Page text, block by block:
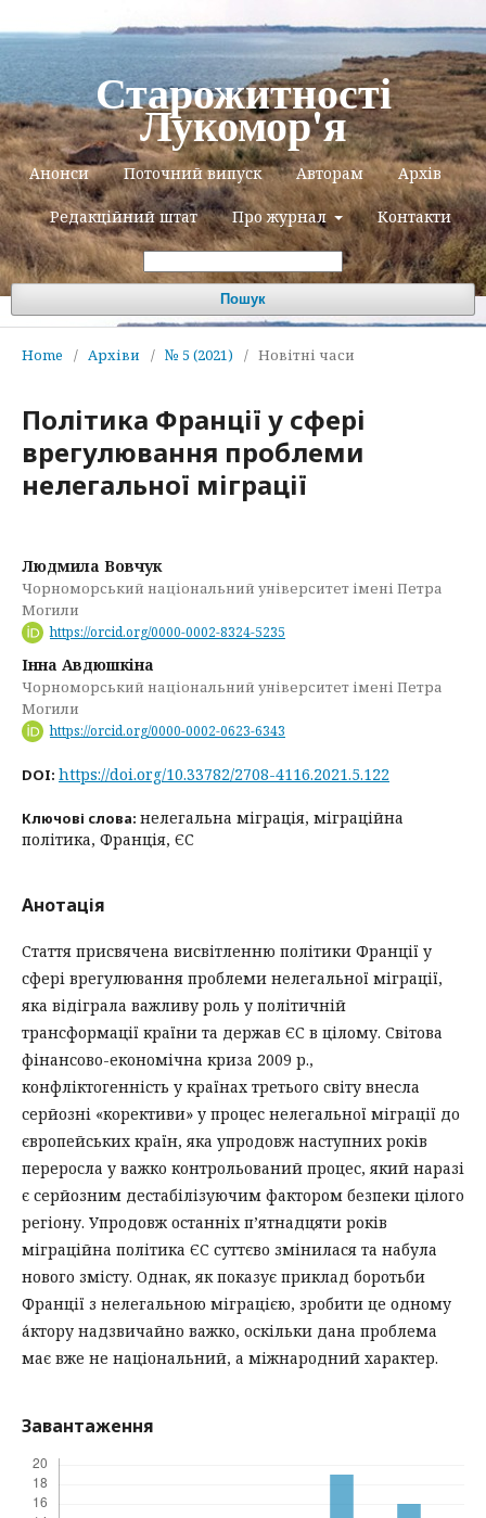
Старожитності
Лукомор'я
Анонси Поточний випуск Авторам Архів
Редакційний штат Про журнал Контакти
Пошук
Home / Архіви / № 5 (2021) / Новітні часи
Політика Франції у сфері
врегулювання проблеми
нелегальної міграції
Людмила Вовчук
Чорноморський національний університет імені Петра
Могили
https://orcid.org/0000-0002-8324-5235
Інна Авдюшкіна
Чорноморський національний університет імені Петра
Могили
https://orcid.org/0000-0002-0623-6343
DOI: https://doi.org/10.33782/2708-4116.2021.5.122
Ключові слова: нелегальна міграція, міграційна
політика, Франція, ЄС
Анотація
Стаття присвячена висвітленню політики Франції у
сфері врегулювання проблеми нелегальної міграції,
яка відіграла важливу роль у політичній
трансформації країни та держав ЄС в цілому. Світова
фінансово-економічна криза 2009 р.,
конфліктогенність у країнах третього світу внесла
серйозні «корективи» у процес нелегальної міграції до
європейських країн, яка упродовж наступних років
переросла у важко контрольований процес, який наразі
є серйозним дестабілізуючим фактором безпеки цілого
регіону. Упродовж останніх п’ятнадцяти років
міграційна політика ЄС суттєво змінилася та набула
нового змісту. Однак, як показує приклад боротьби
Франції з нелегальною міграцією, зробити це одному
а́ктору надзвичайно важко, оскільки дана проблема
має вже не національний, а міжнародний характер.
Завантаження